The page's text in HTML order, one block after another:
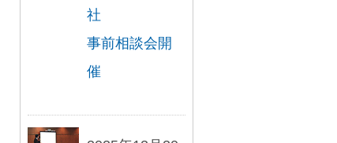
社
事前相談会開
催